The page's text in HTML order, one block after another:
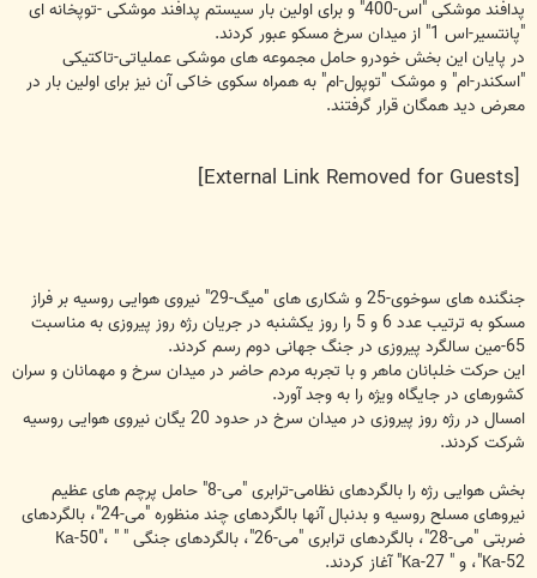
پدافند موشکی "اس-400" و برای اولین بار سیستم پدافند موشکی -توپخانه ای
"پانتسیر-اس 1" از میدان سرخ مسکو عبور کردند.
در پایان این بخش خودرو حامل مجموعه های موشکی عملیاتی-تاکتیکی
"اسکندر-ام" و موشک "توپول-ام" به همراه سکوی خاکی آن نیز برای اولین بار در
معرض دید همگان قرار گرفتند.
[External Link Removed for Guests]
جنگنده های سوخوی-25 و شکاری های "میگ-29" نیروی هوایی روسیه بر فراز
مسکو به ترتیب عدد 6 و 5 را روز یکشنبه در جریان رژه روز پیروزی به مناسبت
65-مین سالگرد پیروزی در جنگ جهانی دوم رسم کردند.
این حرکت خلبانان ماهر و با تجربه مردم حاضر در میدان سرخ و مهمانان و سران
کشورهای در جایگاه ویژه را به وجد آورد.
امسال در رژه روز پیروزی در میدان سرخ در حدود 20 یگان نیروی هوایی روسیه
شرکت کردند.
بخش هوایی رژه را بالگردهای نظامی-ترابری "می-8" حامل پرچم های عظیم
نیروهای مسلح روسیه و بدنبال آنها بالگردهای چند منظوره "می-24"، بالگردهای
ضربتی "می-28"، بالگردهای ترابری "می-26"، بالگردهای جنگی " Ка-50"، "
Ка-52"، و " Ка-27" آغاز کردند.